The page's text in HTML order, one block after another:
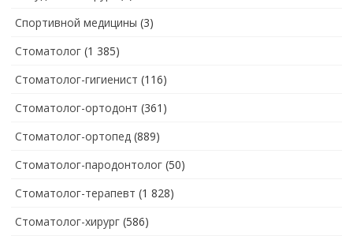
Спортивной медицины (3)
Стоматолог (1 385)
Стоматолог-гигиенист (116)
Стоматолог-ортодонт (361)
Стоматолог-ортопед (889)
Стоматолог-пародонтолог (50)
Стоматолог-терапевт (1 828)
Стоматолог-хирург (586)